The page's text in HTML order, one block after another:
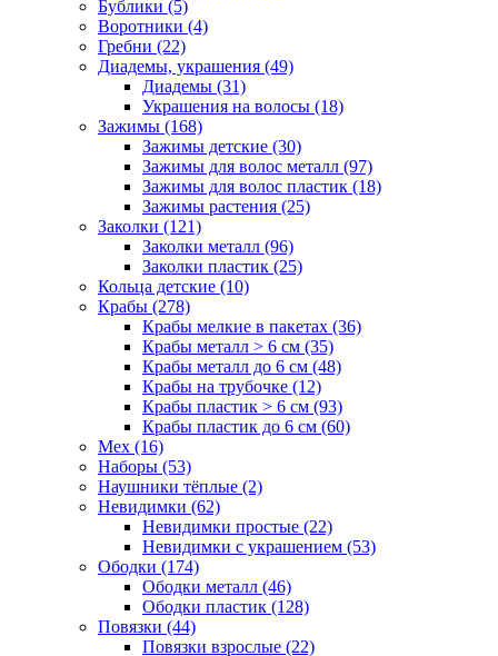
Бублики (5)
Воротники (4)
Гребни (22)
Диадемы, украшения (49)
Диадемы (31)
Украшения на волосы (18)
Зажимы (168)
Зажимы детские (30)
Зажимы для волос металл (97)
Зажимы для волос пластик (18)
Зажимы растения (25)
Заколки (121)
Заколки металл (96)
Заколки пластик (25)
Кольца детские (10)
Крабы (278)
Крабы мелкие в пакетах (36)
Крабы металл > 6 см (35)
Крабы металл до 6 см (48)
Крабы на трубочке (12)
Крабы пластик > 6 см (93)
Крабы пластик до 6 см (60)
Мех (16)
Наборы (53)
Наушники тёплые (2)
Невидимки (62)
Невидимки простые (22)
Невидимки с украшением (53)
Ободки (174)
Ободки металл (46)
Ободки пластик (128)
Повязки (44)
Повязки взрослые (22)